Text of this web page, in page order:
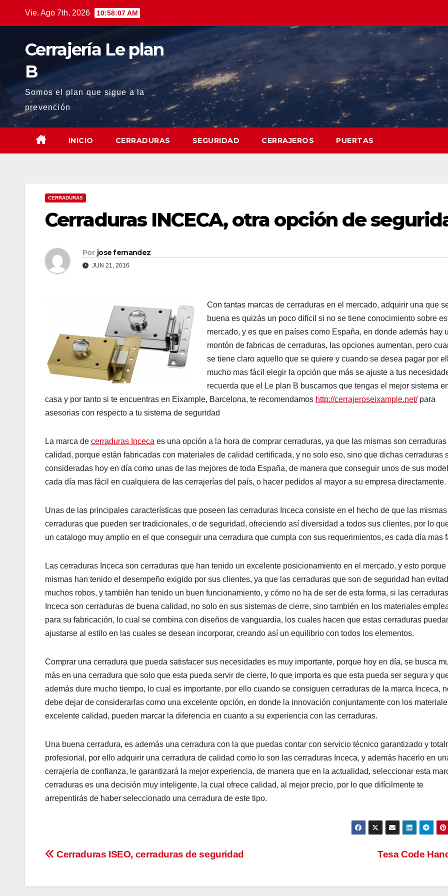
Vie. Ago 7th, 2026 10:58:08 AM
Cerrajería Le plan
B
Somos el plan que sigue a la
prevención
INICIO CERRADURAS SEGURIDAD CERRAJEROS PUERTAS
CERRADURAS
Cerraduras INCECA, otra opción de
Por jose fernandez
JUN 21, 2016
Con tantas marcas de cerraduras en el mercado, adquirir una que
buena es quizás un poco difícil si no se tiene conocimiento sobre
mercado, y es que en países como España, en donde además hay
montón de fabricas de cerraduras, las opciones aumentan, pero
se tiene claro aquello que se quiere y cuando se desea pagar por
mucho mas fácil elegir la opción que más se ajuste a tus
recuerda que el Le plan B buscamos que tengas el mejor sistema
casa y por tanto si te encuentras en Eixample, Barcelona, te recomendamos http://cerrajeroseixample.net/para
asesorias con respecto a tu sistema de seguridad
La marca de cerraduras Inceca es una opción a la hora de comprar cerraduras, ya que las mismas son cerraduras
calidad, porque están fabricadas con materiales de calidad certificada, y no solo eso, sino que dichas cerraduras
consideradas hoy en día como unas de las mejores de toda España, de manera que conseguir unos de sus
cada día mas fácil en cualquiera de las cerrajerías del país, o hacer pedidos al mayor a su empresa directamente.
Unas de las principales características que poseen las cerraduras Inceca consiste en el hecho de que las
cerraduras que pueden ser tradicionales, o de seguridad, ofreciendo así diversidad a todos sus clientes, por lo
un catalogo muy amplio en el que conseguir una cerradura que cumpla con sus requerimientos, es cada día mas
Las cerraduras Inceca son cerraduras que han tenido un excelente posicionamiento en el mercado, y esto porque
mismas han tenido el desempeño exigido por sus clientes, ya que las cerraduras que son de seguridad han
muchos robos, y también han tenido un buen funcionamiento, y cómo no ha de ser de esta forma, si las cerraduras
Inceca son cerraduras de buena calidad, no solo en sus sistemas de cierre, sino también en los materiales
para su fabricación, lo cual se combina con diseños de vanguardia, los cuales hacen que estas cerraduras
ajustarse al estilo en las cuales se desean incorporar, creando así un equilibrio con todos los elementos.
Comprar una cerradura que pueda satisfacer sus necesidades es muy importante, porque hoy en día, se busca
más en una cerradura que solo que esta pueda servir de cierre, lo que importa es que esta pueda ser segura y
además dure mucho tiempo, lo cual es importante, por ello cuando se consiguen cerraduras de la marca Inceca,
debe dejar de considerarlas como una excelente opción, en donde la innovación conjuntamente con los
excelente calidad, pueden marcar la diferencia en cuanto a su experiencia con las cerraduras.
Una buena cerradura, es además una cerradura con la que puedas contar con servicio técnico garantizado y
profesional, por ello adquirir una cerradura de calidad como lo son las cerraduras Inceca, y además hacerlo en
cerrajería de confianza, le garantizará la mejor experiencia, de manera que en la actualidad, seleccionar esta
cerraduras es una decisión muy inteligente, la cual ofrece calidad, al mejor precio, por lo que difícilmente te
arrepentirás de haber seleccionado una cerradura de este tipo.
Navegación
Tesa Code
Cerraduras ISEO, cerraduras de seguridad